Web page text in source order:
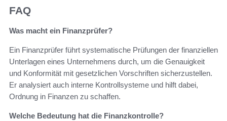
FAQ
Was macht ein Finanzprüfer?
Ein Finanzprüfer führt systematische Prüfungen der finanziellen
Unterlagen eines Unternehmens durch, um die Genauigkeit
und Konformität mit gesetzlichen Vorschriften sicherzustellen.
Er analysiert auch interne Kontrollsysteme und hilft dabei,
Ordnung in Finanzen zu schaffen.
Welche Bedeutung hat die Finanzkontrolle?